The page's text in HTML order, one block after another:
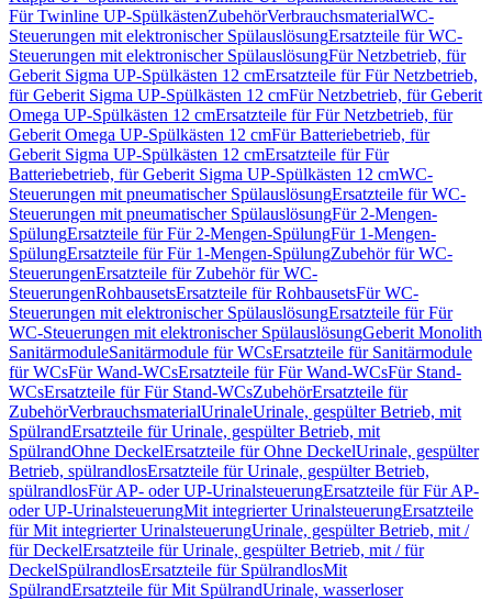
Für Twinline UP-SpülkästenZubehörVerbrauchsmaterialWC-
Steuerungen mit elektronischer SpülauslösungErsatzteile für WC-
Steuerungen mit elektronischer SpülauslösungFür Netzbetrieb, für
Geberit Sigma UP-Spülkästen 12 cmErsatzteile für Für Netzbetrieb,
für Geberit Sigma UP-Spülkästen 12 cmFür Netzbetrieb, für Geberit
Omega UP-Spülkästen 12 cmErsatzteile für Für Netzbetrieb, für
Geberit Omega UP-Spülkästen 12 cmFür Batteriebetrieb, für
Geberit Sigma UP-Spülkästen 12 cmErsatzteile für Für
Batteriebetrieb, für Geberit Sigma UP-Spülkästen 12 cmWC-
Steuerungen mit pneumatischer SpülauslösungErsatzteile für WC-
Steuerungen mit pneumatischer SpülauslösungFür 2-Mengen-
SpülungErsatzteile für Für 2-Mengen-SpülungFür 1-Mengen-
SpülungErsatzteile für Für 1-Mengen-SpülungZubehör für WC-
SteuerungenErsatzteile für Zubehör für WC-
SteuerungenRohbausetsErsatzteile für RohbausetsFür WC-
Steuerungen mit elektronischer SpülauslösungErsatzteile für Für
WC-Steuerungen mit elektronischer SpülauslösungGeberit Monolith
SanitärmoduleSanitärmodule für WCsErsatzteile für Sanitärmodule
für WCsFür Wand-WCsErsatzteile für Für Wand-WCsFür Stand-
WCsErsatzteile für Für Stand-WCsZubehörErsatzteile für
ZubehörVerbrauchsmaterialUrinaleUrinale, gespülter Betrieb, mit
SpülrandErsatzteile für Urinale, gespülter Betrieb, mit
SpülrandOhne DeckelErsatzteile für Ohne DeckelUrinale, gespülter
Betrieb, spülrandlosErsatzteile für Urinale, gespülter Betrieb,
spülrandlosFür AP- oder UP-UrinalsteuerungErsatzteile für Für AP-
oder UP-UrinalsteuerungMit integrierter UrinalsteuerungErsatzteile
für Mit integrierter UrinalsteuerungUrinale, gespülter Betrieb, mit /
für DeckelErsatzteile für Urinale, gespülter Betrieb, mit / für
DeckelSpülrandlosErsatzteile für SpülrandlosMit
SpülrandErsatzteile für Mit SpülrandUrinale, wasserloser